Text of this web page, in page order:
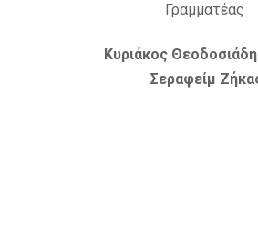
Γραμματέας
Κυριάκος
Σεραφείμ